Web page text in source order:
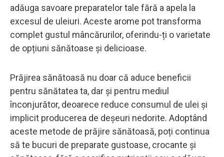
adăuga savoare preparatelor tale fără a apela la
excesul de uleiuri. Aceste arome pot transforma
complet gustul mâncărurilor, oferindu-ți o varietate
de opțiuni sănătoase și delicioase.
Prăjirea sănătoasă nu doar că aduce beneficii
pentru sănătatea ta, dar și pentru mediul
înconjurător, deoarece reduce consumul de ulei și
implicit producerea de deșeuri nedorite. Adoptând
aceste metode de prăjire sănătoasă, poți continua
să te bucuri de preparate gustoase, crocante și